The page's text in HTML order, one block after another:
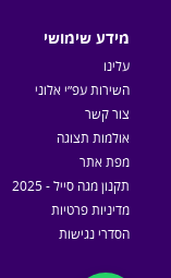
מידע שימושי
עלינו
השירות עפ״י אלוני
צור קשר
אולמות תצוגה
מפת אתר
תקנון מגה סייל - 2025
מדיניות פרטיות
הסדרי נגישות